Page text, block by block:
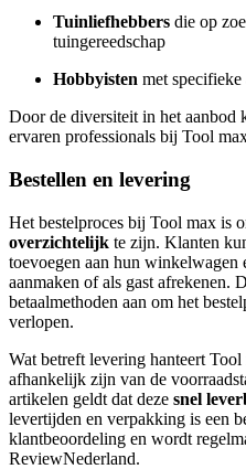
Tuinliefhebbers die op
tuingereedschap
Hobbyisten met specifieke
Door de diversiteit in het aanbod
ervaren professionals bij Tool
Bestellen en levering
Het bestelproces bij Tool max is
overzichtelijk te zijn. Klanten
toevoegen aan hun winkelwagen
aanmaken of als gast afrekenen.
betaalmethoden aan om het
verlopen.
Wat betreft levering hanteert
afhankelijk zijn van de
artikelen geldt dat deze snel
levertijden en verpakking is een
klantbeoordeling en wordt
ReviewNederland.